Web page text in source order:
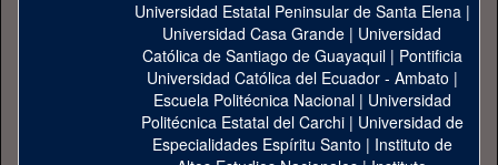
Universidad Estatal Peninsular de Santa Elena|
Universidad Casa Grande | Universidad
Católica de Santiago de Guayaquil| Pontificia
Universidad Católica del Ecuador - Ambato |
Escuela Politécnica Nacional| Universidad
Politécnica Estatal del Carchi| Universidad de
Especialidades Espíritu Santo | Instituto de